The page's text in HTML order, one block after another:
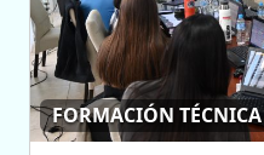
FORMACIÓN TÉCNICA